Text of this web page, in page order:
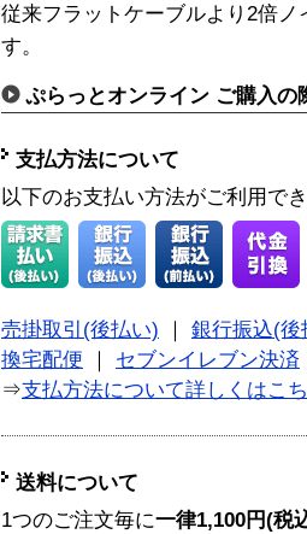
従来フラットケーブルより2倍
す。
ぷらっとオンライン ご購入の
支払方法について
以下のお支払い方法がご利用で
売掛取引(後払い)
銀行振込(後
換宅配便
セブンイレブン決済
⇒支払方法について詳しくはこ
送料について
1つのご注文毎に一律1,100円(税